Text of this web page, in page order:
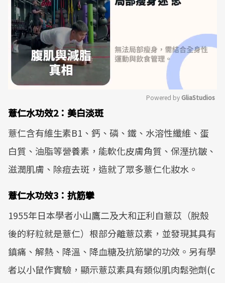
Powered by GliaStudios
薏仁水功效2：美白淡斑
薏仁含有維生素B1、鈣、磷、鐵、水溶性纖維、蛋
白質、油脂等營養素，能軟化皮膚角質、保溼抗皺、
滋潤肌膚、除痘去斑，造就了眾多薏仁化妝水。
薏仁水功效3：抗筋攣
1955年日本學者小山鷹二及大和正利自薏苡（脫殼
後的籽粒就是薏仁）根部分離薏苡素，並發現其具有
鎮痛、解熱、降溫、降血糖及抗筋攣的功效。另有學
者以小鼠作實驗，顯示薏苡素具有類似肌肉鬆弛劑(c